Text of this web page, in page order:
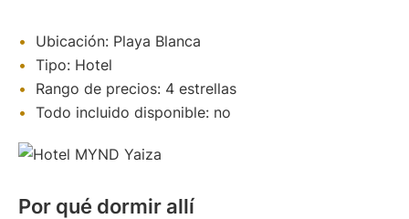
o
)
r
i
o
Ubicación: Playa Blanca
Tipo: Hotel
Rango de precios: 4 estrellas
Todo incluido disponible: no
Por qué dormir allí